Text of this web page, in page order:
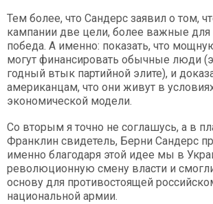
Тем более, что Сандерс заявил о том,
кампании две цели, более важные для
победа. А именно: показать, что
могут финансировать обычные люди
годный втык партийной элите), и
американцам, что они живут в
экономической модели.
Со вторым я точно не соглашусь, а в
Франклин свидетель, Берни Сандерс
именно благодаря этой идее мы в
революционную смену власти и
основу для противостоящей
национальной армии.